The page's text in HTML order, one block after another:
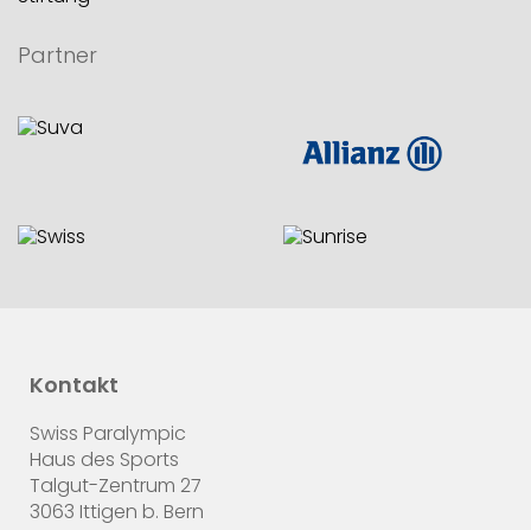
Partner
Kontakt
Swiss Paralympic
Haus des Sports
Talgut-Zentrum 27
3063 Ittigen b. Bern